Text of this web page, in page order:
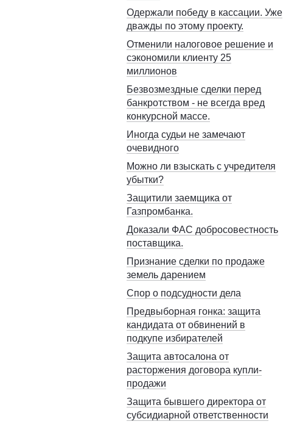
Одержали победу в кассации. Уже
дважды по этому проекту.
Отменили налоговое решение и
сэкономили клиенту 25
миллионов
Безвозмездные сделки перед
банкротством - не всегда вред
конкурсной массе.
Иногда судьи не замечают
очевидного
Можно ли взыскать с учредителя
убытки?
Защитили заемщика от
Газпромбанка.
Доказали ФАС добросовестность
поставщика.
Признание сделки по продаже
земель дарением
Спор о подсудности дела
Предвыборная гонка: защита
кандидата от обвинений в
подкупе избирателей
Защита автосалона от
расторжения договора купли-
продажи
Защита бывшего директора от
субсидиарной ответственности